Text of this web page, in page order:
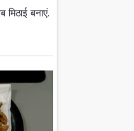
मिठाई बनाएं.